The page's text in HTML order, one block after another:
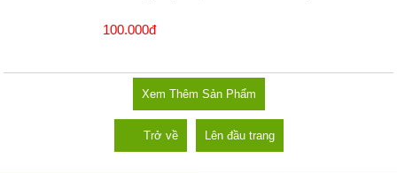
100.000đ
Xem Thêm Sản Phẩm
Trở về Lên đầu trang